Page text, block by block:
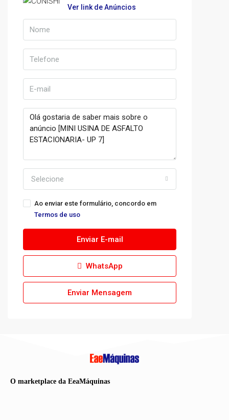
Ver link de Anúncios
Selecione
Ao enviar este formulário, concordo em
Termos de uso
Enviar E-mail
WhatsApp
Enviar Mensagem
O marketplace da EeaMáquinas